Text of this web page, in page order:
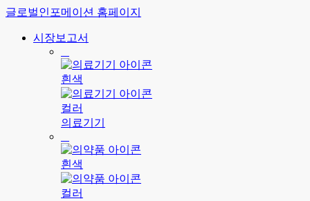
글로벌인포메이션 홈페이지
시장보고서
의료기기